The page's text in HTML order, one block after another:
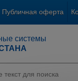
Публичная оферта
системы